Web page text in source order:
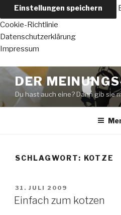
Einstellungen speichern
Cookie-Richtlinie
Datenschutzerklärung
Impressum
Zum
Inhalt
springen
DER
Du hast auch eine? Dann gib sie
SCHLAGWORT: KOTZE
VERÖFFENTLICHT
AM
31. JULI 2009
Einfach zum kotzen